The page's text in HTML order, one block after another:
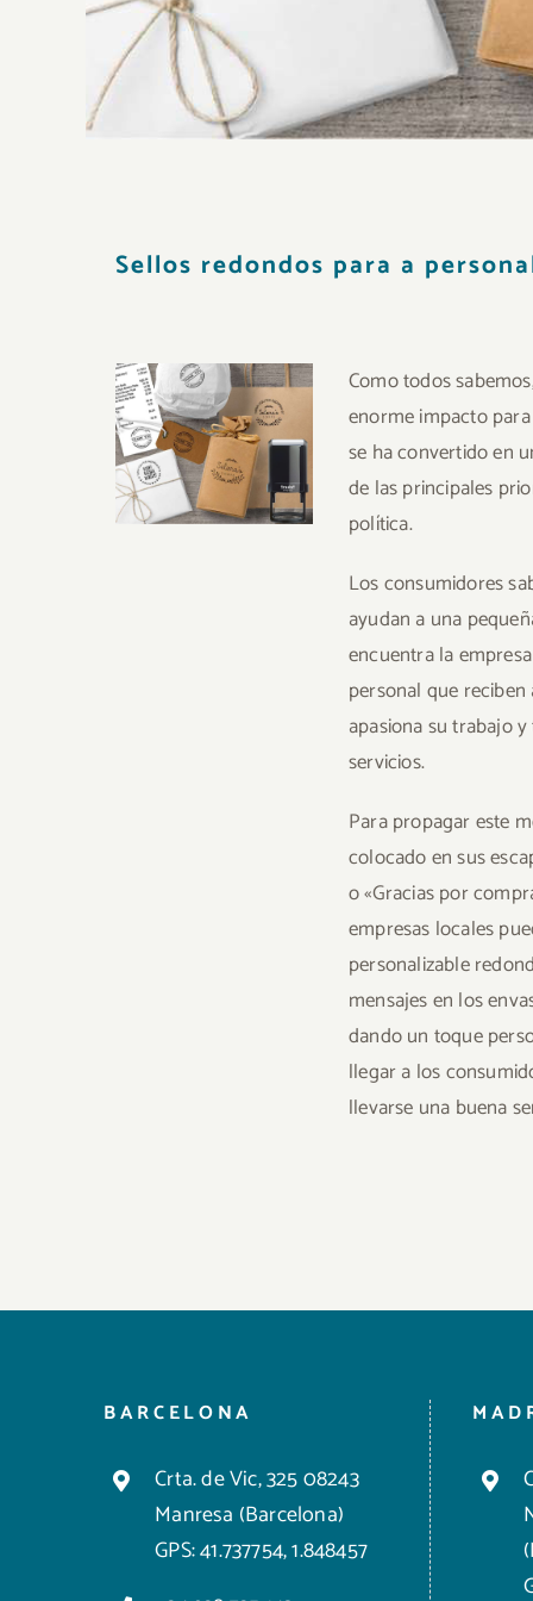
Sellos redondos para a
Como todos
enorme impacto
se ha convertido en
de las principales
política.
Los consumidores
ayudan a una
encuentra la
personal que
apasiona su trabajo
servicios.
Para propagar este
colocado en sus
o «Gracias por
empresas locales
personalizable
mensajes en los
dando un toque
llegar a los
llevarse una buena
BARCELONA
Crta. de Vic, 325 08243
Manresa (Barcelona)
GPS: 41.737754, 1.848457